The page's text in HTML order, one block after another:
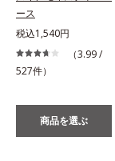
ース
税込1,540円
（3.99 /
527件）
商品を選ぶ